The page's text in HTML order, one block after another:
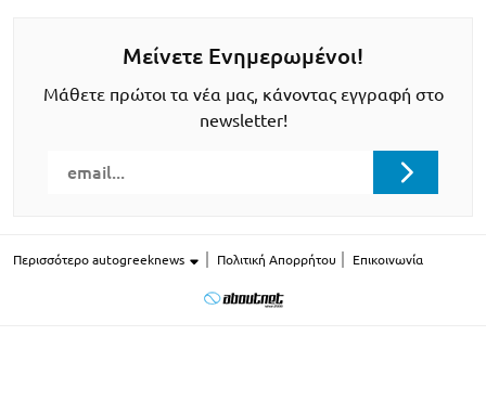
Μείνετε Ενημερωμένοι!
Μάθετε πρώτοι τα νέα μας, κάνοντας εγγραφή στο
newsletter!
Περισσότερο autogreeknews Πολιτική Απορρήτου Επικοινωνία